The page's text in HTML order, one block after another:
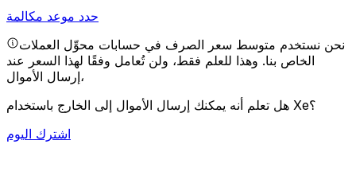
حدد موعد مكالمة
نحن نستخدم متوسط سعر الصرف في حسابات محوِّل العملات
الخاص بنا. وهذا للعلم فقط، ولن تُعامل وفقًا لهذا السعر عند
إرسال الأموال،
هل تعلم أنه يمكنك إرسال الأموال إلى الخارج باستخدام Xe؟
اشترك اليوم